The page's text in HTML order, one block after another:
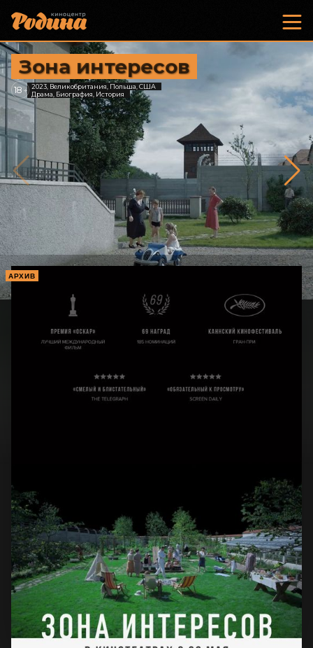
Зона интересов
18 + 2023, Великобритания, Польша, США
Драма, Биография, История
АРХИВ